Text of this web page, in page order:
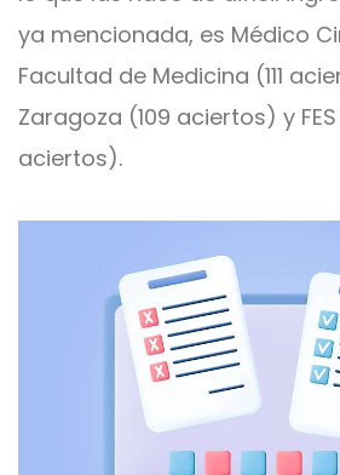
ya mencionada, es Médico
Facultad de Medicina (111
Zaragoza (109 aciertos) y
aciertos).